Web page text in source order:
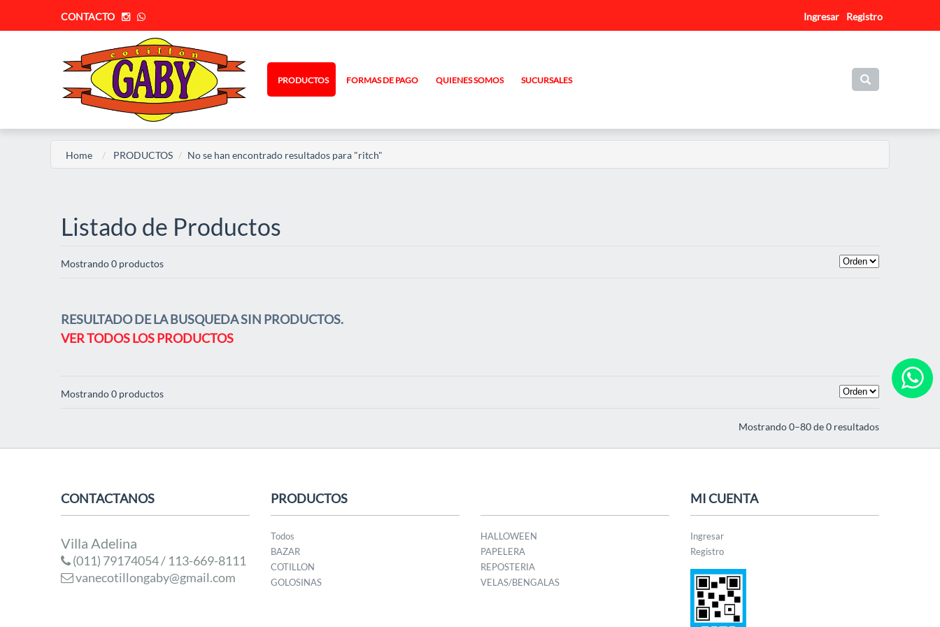
CONTACTO Ingresar Registro
PRODUCTOS FORMAS DE PAGO QUIENES SOMOS SUCURSALES
Home PRODUCTOS No se han encontrado resultados para "ritch"
Listado de Productos
Mostrando 0 productos
RESULTADO DE LA BUSQUEDA SIN PRODUCTOS.
VER TODOS LOS PRODUCTOS
Mostrando 0 productos
Mostrando 0–80 de 0 resultados
CONTACTANOS
Villa Adelina
(011) 79174054 / 113-669-8111
vanecotillongaby@gmail.com
PRODUCTOS
Todos
BAZAR
COTILLON
GOLOSINAS
HALLOWEEN
PAPELERA
REPOSTERIA
VELAS/BENGALAS
MI CUENTA
Ingresar
Registro